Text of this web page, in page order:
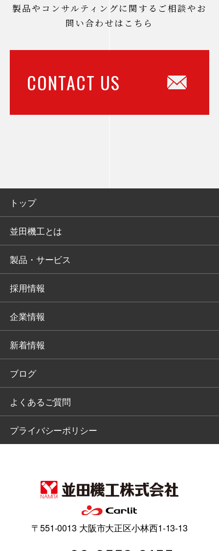
製品やコンサルティングに関するご相談やお
問い合わせはこちら
CONTACT US
トップ
並田機工とは
製品・サービス
採用情報
企業情報
新着情報
ブログ
よくあるご質問
プライバシーポリシー
〒551-0013 大阪市大正区小林西1-13-13